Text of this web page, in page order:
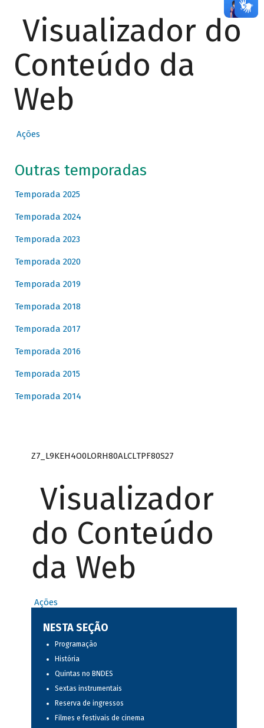
Visualizador do
Conteúdo da
Web
Ações
Outras temporadas
Temporada 2025
Temporada 2024
Temporada 2023
Temporada 2020
Temporada 2019
Temporada 2018
Temporada 2017
Temporada 2016
Temporada 2015
Temporada 2014
Z7_L9KEH4O0LORH80ALCLTPF80S27
Visualizador
do Conteúdo
da Web
Ações
NESTA SEÇÃO
Programação
História
Quintas no BNDES
Sextas instrumentais
Reserva de ingressos
Filmes e festivais de cinema